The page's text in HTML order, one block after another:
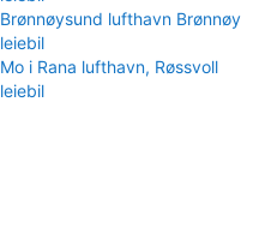
Brønnøysund lufthavn Brønnøy
leiebil
Mo i Rana lufthavn, Røssvoll
leiebil